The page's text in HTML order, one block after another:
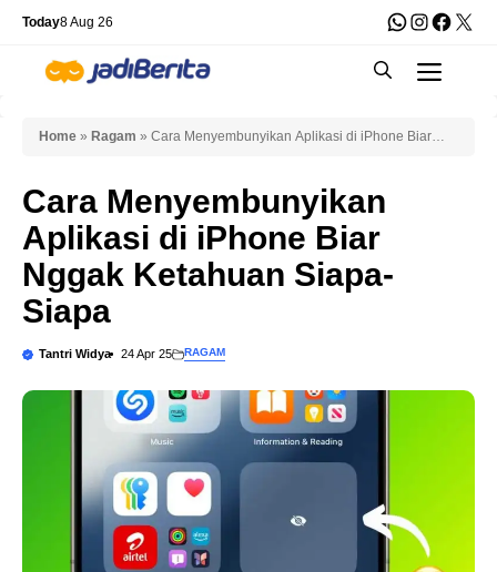
Skip
content
Today8 Aug 26 WhatsApp
X
Home » Ragam » Cara Menyembunyikan Aplikasi di iPhone Biar
Cara Menyembunyikan
Aplikasi di iPhone Biar
Nggak Ketahuan Siapa-
Siapa
Tantri Widya 24 Apr 25 RAGAM